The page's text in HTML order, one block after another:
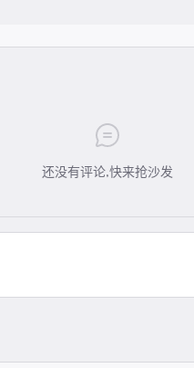
还没有评论,快来抢沙发